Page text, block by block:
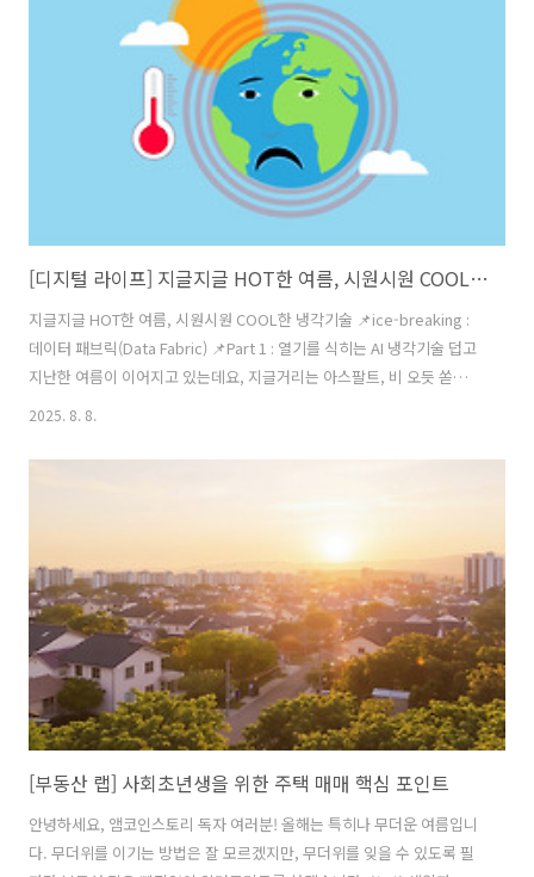
서 오늘은 여러분이 꼭 알아야 할 DSR, LTV, DTI 같은 핵심 부동산 금융
용어들을 중심으로 쉽게 풀어보려 합니다. 부동산을 담보로 장기간 자금
을 빌리는 대출 상품을 모기지론(Mortgage Loan)이라고 합니다...
[디지털 라이프] 지글지글 HOT한 여름, 시원시원 COOL한 냉각기술
지글지글 HOT한 여름, 시원시원 COOL한 냉각기술 📌ice-breaking :
데이터 패브릭(Data Fabric) 📌Part 1 : 열기를 식히는 AI 냉각기술 덥고
지난한 여름이 이어지고 있는데요, 지글거리는 아스팔트, 비 오듯 쏟아지
는 땀, 저벅저벅 걸을 때마다 아지랑이 핀 사막 위를 걷는 기분. 폭염에 잠
추위가 있으면 더위가 있듯, 그 반대급부의 상쇄가 이뤄지게 마련이지요.
에 시원하게 머리를 식히는 ice-breaking을 해볼까 하는데요, 이 여름,
지끈거..
2025. 8. 8.
[부동산 랩] 사회초년생을 위한 주택 매매 핵심 포인트
안녕하세요, 앰코인스토리 독자 여러분! 올해는 특히나 무더운 여름입니
다. 무더위를 이기는 방법은 잘 모르겠지만, 무더위를 잊을 수 있도록 필